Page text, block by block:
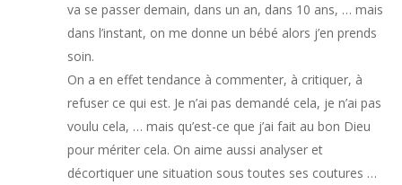
va se passer demain, dans un an, dans 10 ans, … mais
dans l’instant, on me donne un bébé alors j’en prends
soin.
On a en effet tendance à commenter, à critiquer, à
refuser ce qui est. Je n’ai pas demandé cela, je n’ai pas
voulu cela, … mais qu’est-ce que j’ai fait au bon Dieu
pour mériter cela. On aime aussi analyser et
décortiquer une situation sous toutes ses coutures …